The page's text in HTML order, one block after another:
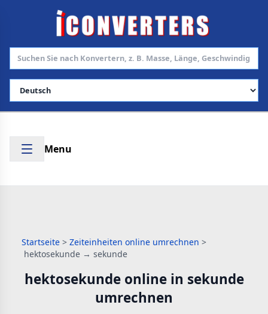
Sprache auswählen
Menu
Startseite > Zeiteinheiten online umrechnen >
hektosekunde → sekunde
hektosekunde online in sekunde
umrechnen